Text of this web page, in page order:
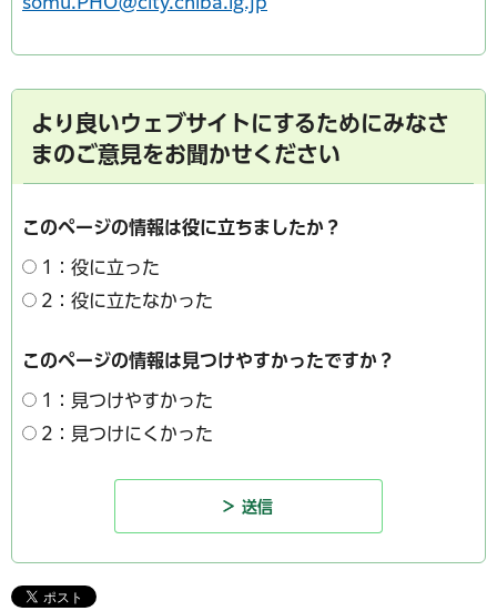
より良いウェブサイトにするためにみなさ
まのご意見をお聞かせください
このページの情報は役に立ちましたか？
1：役に立った
2：役に立たなかった
このページの情報は見つけやすかったですか？
1：見つけやすかった
2：見つけにくかった